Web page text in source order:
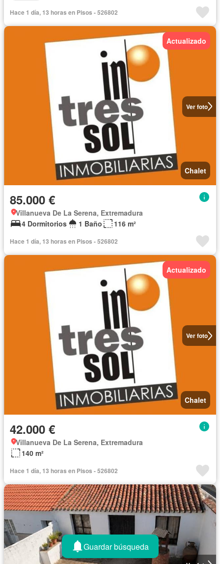
Hace 1 día, 13 horas en Pisos - 526802
Ver foto
Actualizado
Chalet
85.000 €
Villanueva De La Serena, Extremadura
4 Dormitorios
1 Baño 116 m²
Hace 1 día, 13 horas en Pisos - 526802
Ver foto
Actualizado
Chalet
42.000 €
Villanueva De La Serena, Extremadura
140 m²
Hace 1 día, 13 horas en Pisos - 526802
Guardar búsqueda